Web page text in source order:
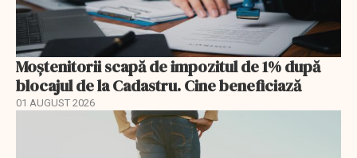
Moștenitorii scapă de impozitul de 1% după
blocajul de la Cadastru. Cine beneficiază
01 AUGUST 2026